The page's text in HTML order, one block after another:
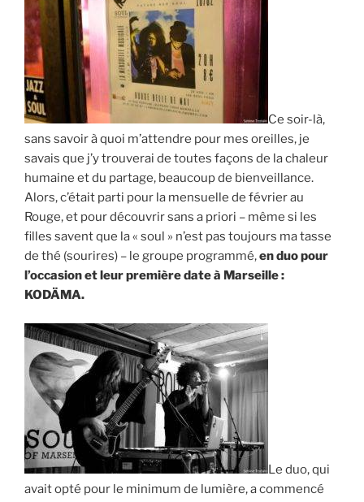
Ce soir-là,
sans savoir à quoi m’attendre pour mes oreilles, je
savais que j’y trouverai de toutes façons de la chaleur
humaine et du partage, beaucoup de bienveillance.
Alors, c’était parti pour la mensuelle de février au
Rouge, et pour découvrir sans a priori – même si les
filles savent que la « soul » n’est pas toujours ma tasse
de thé (sourires) – le groupe programmé,en duo pour
l’occasion et leur première date à Marseille :
KODÄMA.
Le duo, qui
avait opté pour le minimum de lumière, a commencé